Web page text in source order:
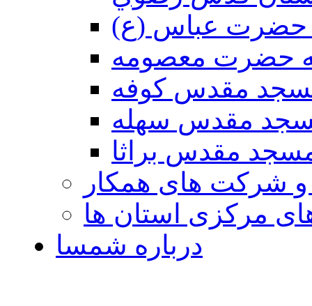
حضرت عباس (ع)
حضرت معصومه
مقدس كوفه
مقدس سهله
مقدس براثا
و شرکت های همکار
مرکزی استان ها
درباره شمسا